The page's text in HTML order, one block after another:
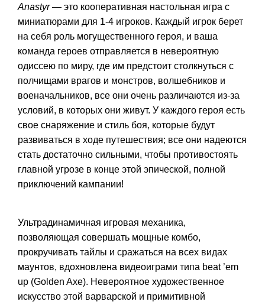
Anastyr— это кооперативная настольная игра с
миниатюрами для 1-4 игроков. Каждый игрок берет
на себя роль могущественного героя, и ваша
команда героев отправляется в невероятную
одиссею по миру, где им предстоит столкнуться с
полчищами врагов и монстров, волшебников и
военачальников, все они очень различаются из-за
условий, в которых они живут. У каждого героя есть
свое снаряжение и стиль боя, которые будут
развиваться в ходе путешествия; все они надеются
стать достаточно сильными, чтобы противостоять
главной угрозе в конце этой эпической, полной
приключений кампании!
Ультрадинамичная игровая механика,
позволяющая совершать мощные комбо,
прокручивать тайлы и сражаться на всех видах
маунтов, вдохновлена видеоиграми типа beat ’em
up (Golden Axe). Невероятное художественное
искусство этой варварской и примитивной